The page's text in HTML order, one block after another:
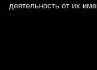
деятельность от их